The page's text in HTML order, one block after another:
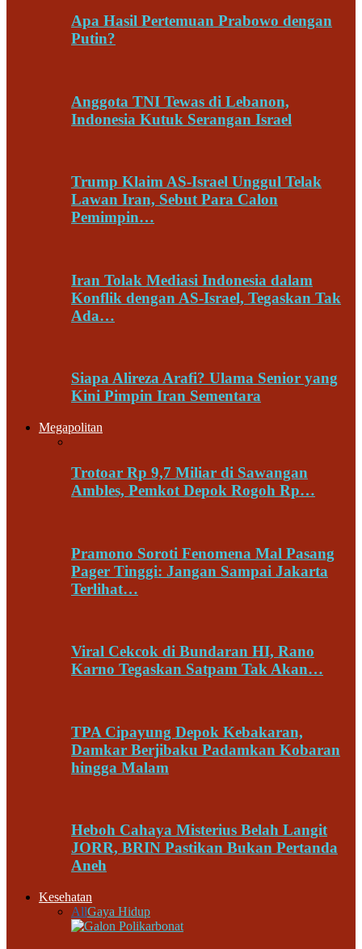
Apa Hasil Pertemuan Prabowo dengan
Putin?
Anggota TNI Tewas di Lebanon,
Indonesia Kutuk Serangan Israel
Trump Klaim AS-Israel Unggul Telak
Lawan Iran, Sebut Para Calon
Pemimpin…
Iran Tolak Mediasi Indonesia dalam
Konflik dengan AS-Israel, Tegaskan Tak
Ada…
Siapa Alireza Arafi? Ulama Senior yang
Kini Pimpin Iran Sementara
Megapolitan
Trotoar Rp 9,7 Miliar di Sawangan
Ambles, Pemkot Depok Rogoh Rp…
Pramono Soroti Fenomena Mal Pasang
Pager Tinggi: Jangan Sampai Jakarta
Terlihat…
Viral Cekcok di Bundaran HI, Rano
Karno Tegaskan Satpam Tak Akan…
TPA Cipayung Depok Kebakaran,
Damkar Berjibaku Padamkan Kobaran
hingga Malam
Heboh Cahaya Misterius Belah Langit
JORR, BRIN Pastikan Bukan Pertanda
Aneh
Kesehatan
AllGaya Hidup